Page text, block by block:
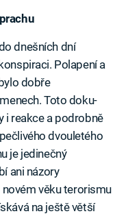
dnešních dní
Polapení a
dobře
Toto doku-
i reakce a podrobně
dvouletého
je jedinečný
ani názory
věku terorismu
na ještě větší